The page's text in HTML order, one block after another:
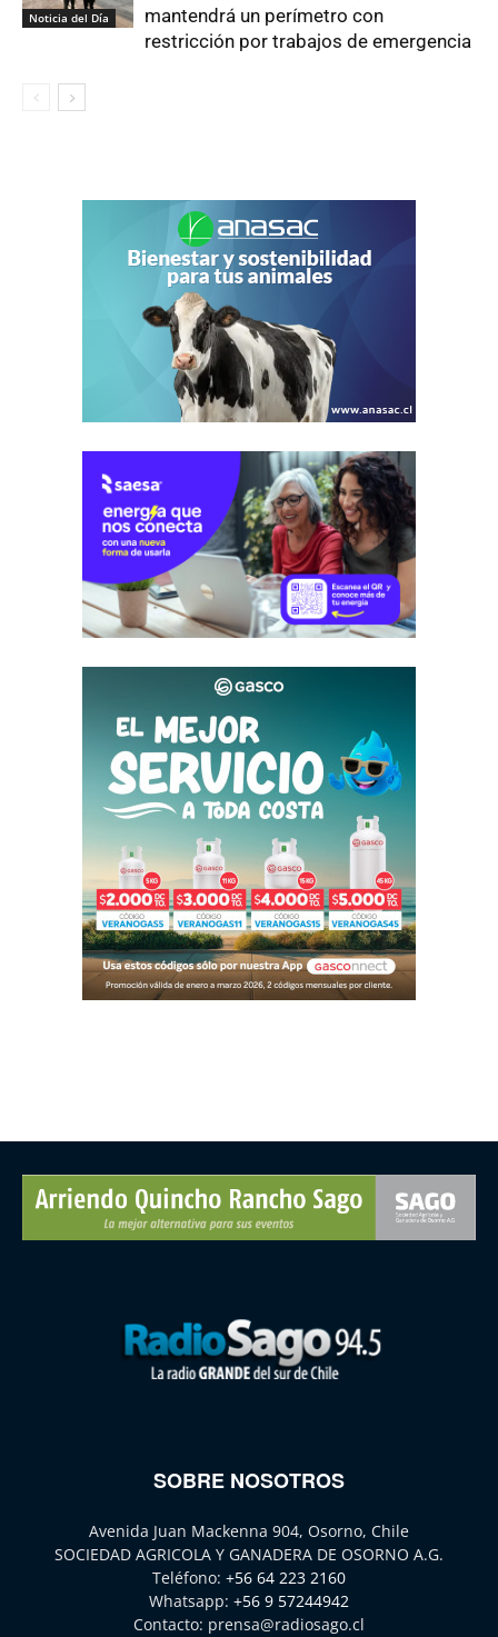
Noticia del Día
mantendrá un perímetro con
restricción por trabajos de emergencia
SOBRE NOSOTROS
Avenida Juan Mackenna 904, Osorno, Chile
SOCIEDAD AGRICOLA Y GANADERA DE OSORNO A.G.
Teléfono: +56 64 223 2160
Whatsapp: +56 9 57244942
Contacto: prensa@radiosago.cl